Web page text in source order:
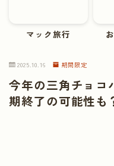
マック旅行
2025.10.16 期間限定
今年の三角チョコ
期終了の可能性も